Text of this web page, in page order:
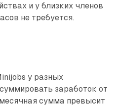
и у близких членов
не требуется.
у разных
заработок от
сумма превысит